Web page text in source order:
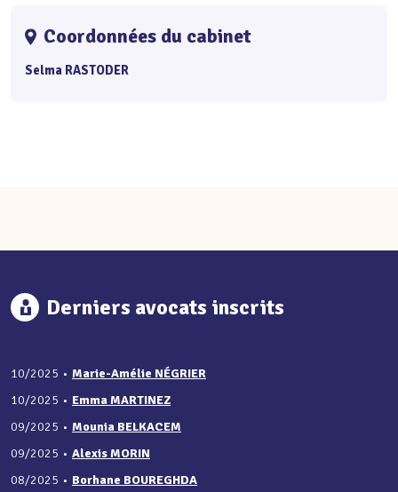
Coordonnées du cabinet
Selma RASTODER
Derniers avocats inscrits
10/2025 • Marie-Amélie NÉGRIER
10/2025 • Emma MARTINEZ
09/2025 • Mounia BELKACEM
09/2025 • Alexis MORIN
08/2025 • Borhane BOUREGHDA